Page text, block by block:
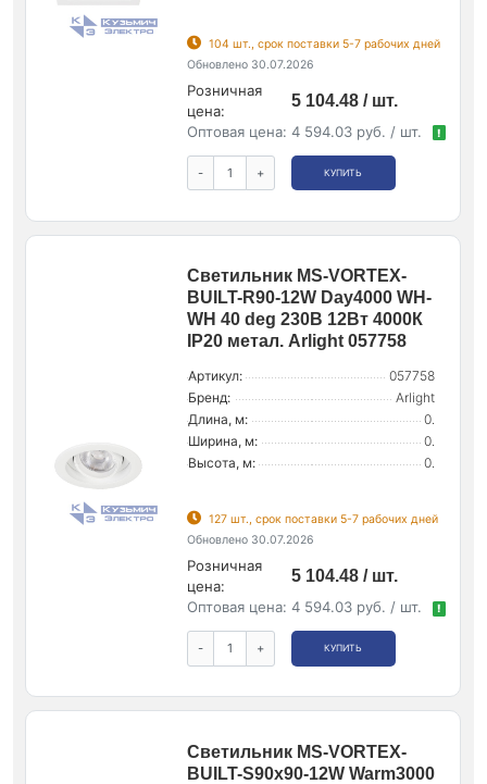
104 шт., срок поставки 5-7 рабочих дней
Обновлено 30.07.2026
Розничная
цена:
5 104.48 / шт.
Оптовая цена: 4 594.03 руб. / шт. !
- + КУПИТЬ
Светильник MS-VORTEX-
BUILT-R90-12W Day4000 WH-
WH 40 deg 230В 12Вт 4000К
IP20 метал. Arlight 057758
Артикул:
057758
Бренд:
Arlight
Длина, м:
0.
Ширина, м:
0.
Высота, м:
0.
127 шт., срок поставки 5-7 рабочих дней
Обновлено 30.07.2026
Розничная
цена:
5 104.48 / шт.
Оптовая цена: 4 594.03 руб. / шт. !
- + КУПИТЬ
Светильник MS-VORTEX-
BUILT-S90x90-12W Warm3000